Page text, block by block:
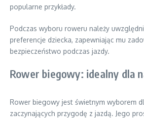
popularne przykłady.
Podczas wyboru roweru należy
preferencje dziecka, zapewniając mu
bezpieczeństwo podczas jazdy.
Rower biegowy: idealny dla
Rower biegowy jest świetnym wyborem
zaczynających przygodę z jazdą. Jego